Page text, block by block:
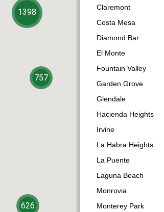
1398
757
626
Claremont
Costa Mesa
Diamond Bar
El Monte
Fountain Valley
Garden Grove
Glendale
Hacienda Heights
Irvine
La Habra Heights
La Puente
Laguna Beach
Monrovia
Monterey Park